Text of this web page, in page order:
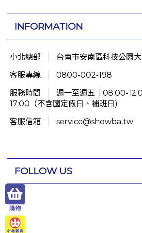
INFORMATION
小北總部
台南市安南區科技公園
客服專線
0800-002-198
服務時間
週一至週五｜08:00-
17:00（不含國定假日、補班日)
客服信箱
service@showba.tw
FOLLOW US